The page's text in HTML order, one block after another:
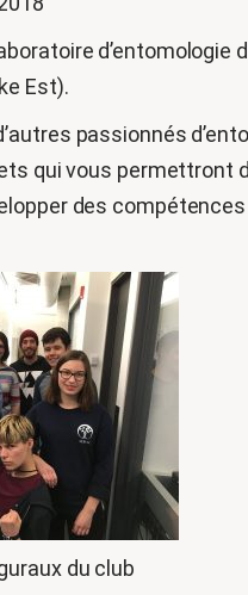
d’entomologie
Est).
passionnés
qui vous permettront
des
du club